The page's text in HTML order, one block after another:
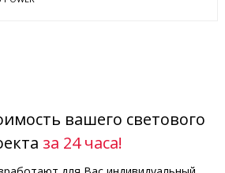
вашего светового
за 24 часа!